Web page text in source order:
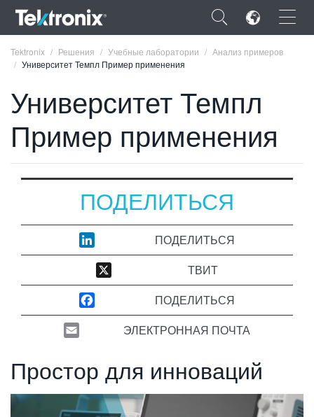
×
ENGLISH
FRANÇAIS
简体中文
繁體中文
Tektronix Решения Учебные лаборатории
Анализ примеров
Университет Темпл Пример применения
Университет Темпл
Пример применения
ПОДЕЛИТЬСЯ
ПОДЕЛИТЬСЯ
ТВИТ
ПОДЕЛИТЬСЯ
ЭЛЕКТРОННАЯ ПОЧТА
Простор для инноваций